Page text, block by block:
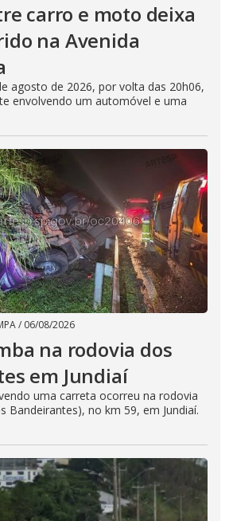
carro e moto deixa
na Avenida
agosto de 2026, por volta das 20h06,
envolvendo um automóvel e uma
/ 06/08/2026
na rodovia dos
em Jundiaí
uma carreta ocorreu na rodovia
Bandeirantes), no km 59, em Jundiaí.